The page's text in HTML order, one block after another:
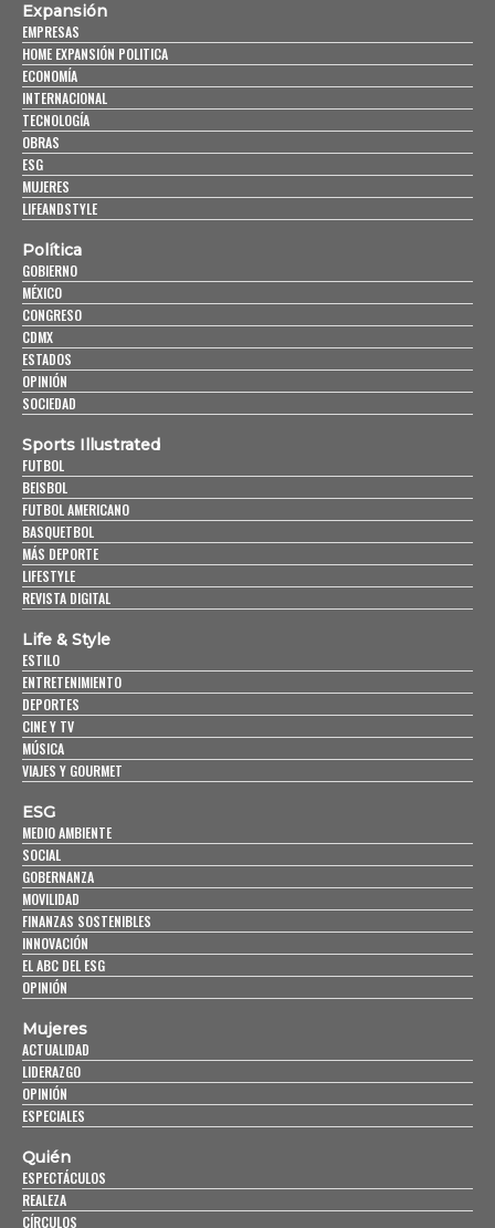
Expansión
EMPRESAS
HOME EXPANSIÓN POLITICA
ECONOMÍA
INTERNACIONAL
TECNOLOGÍA
OBRAS
ESG
MUJERES
LIFEANDSTYLE
Política
GOBIERNO
MÉXICO
CONGRESO
CDMX
ESTADOS
OPINIÓN
SOCIEDAD
Sports Illustrated
FUTBOL
BEISBOL
FUTBOL AMERICANO
BASQUETBOL
MÁS DEPORTE
LIFESTYLE
REVISTA DIGITAL
Life & Style
ESTILO
ENTRETENIMIENTO
DEPORTES
CINE Y TV
MÚSICA
VIAJES Y GOURMET
ESG
MEDIO AMBIENTE
SOCIAL
GOBERNANZA
MOVILIDAD
FINANZAS SOSTENIBLES
INNOVACIÓN
EL ABC DEL ESG
OPINIÓN
Mujeres
ACTUALIDAD
LIDERAZGO
OPINIÓN
ESPECIALES
Quién
ESPECTÁCULOS
REALEZA
CÍRCULOS